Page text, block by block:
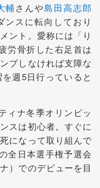
輔さんや島田高志郎
ンスに転向しており
ント。愛称には「り
労骨折した右足首は
プしなければ支障な
週5日行っていると
ィナ冬季オリンピッ
スは初心者。すぐに
になって取り組んで
全日本選手権予選会
）でのデビューを目